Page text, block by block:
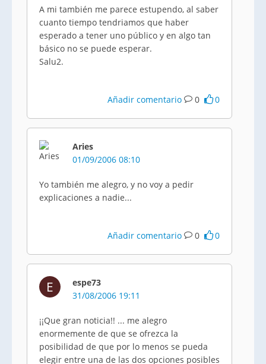
A mi también me parece estupendo, al saber
cuanto tiempo tendriamos que haber
esperado a tener uno público y en algo tan
básico no se puede esperar.
Salu2.
Añadir comentario 0 0
Aries
01/09/2006 08:10
Yo también me alegro, y no voy a pedir
explicaciones a nadie...
Añadir comentario 0 0
E
espe73
31/08/2006 19:11
¡¡Que gran noticia!! ... me alegro
enormemente de que se ofrezca la
posibilidad de que por lo menos se pueda
elegir entre una de las dos opciones posibles